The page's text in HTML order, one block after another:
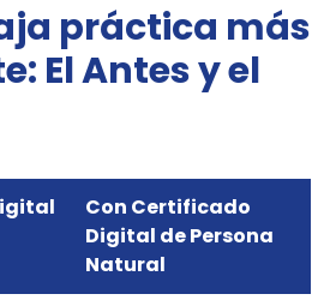
práctica más
El Antes y el
Con Certificado
Digital de Persona
Natural